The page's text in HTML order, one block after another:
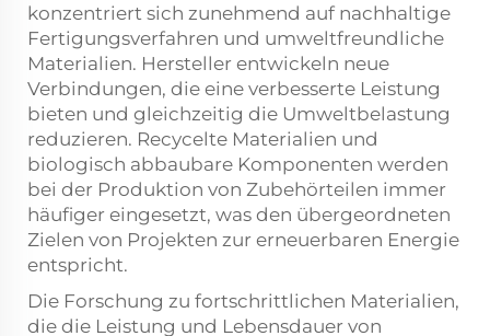
konzentriert sich zunehmend auf nachhaltige
Fertigungsverfahren und umweltfreundliche
Materialien. Hersteller entwickeln neue
Verbindungen, die eine verbesserte Leistung
bieten und gleichzeitig die Umweltbelastung
reduzieren. Recycelte Materialien und
biologisch abbaubare Komponenten werden
bei der Produktion von Zubehörteilen immer
häufiger eingesetzt, was den übergeordneten
Zielen von Projekten zur erneuerbaren Energie
entspricht.
Die Forschung zu fortschrittlichen Materialien,
die die Leistung und Lebensdauer von